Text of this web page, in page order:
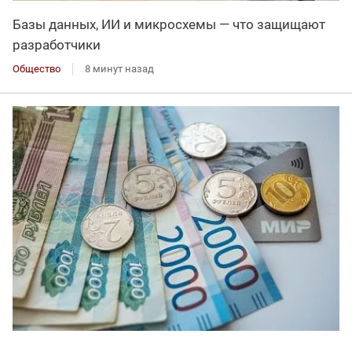
Базы данных, ИИ и микросхемы — что защищают
разработчики
Общество 8 минут назад